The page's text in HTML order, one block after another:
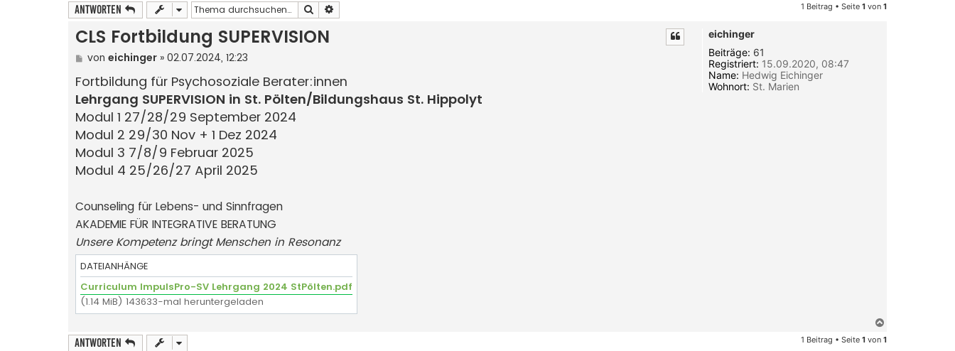
Antworten Suche 1 Beitrag • Seite 1 von 1
eichinger
Beiträge: 61
Registriert: 15.09.2020, 08:47
Name: Hedwig Eichinger
Wohnort: St. Marien
CLS Fortbildung SUPERVISION
B
i
t
r
a
g
von eichinger» 02.07.2024, 12:23
Fortbildung für Psychosoziale Berater:innen
Lehrgang SUPERVISION in St. Pölten/Bildungshaus St. Hippolyt
Modul 1 27/28/29 September 2024
Modul 2 29/30 Nov + 1 Dez 2024
Modul 3 7/8/9 Februar 2025
Modul 4 25/26/27 April 2025
Counseling für Lebens- und Sinnfragen
AKADEMIE FÜR INTEGRATIVE BERATUNG
Unsere Kompetenz bringt Menschen in Resonanz
DATEIANHÄNGE
Curriculum ImpulsPro-SV Lehrgang 2024 StPölten.pdf
(1.14 MiB) 143633-mal heruntergeladen
c
Antworten 1 Beitrag • Seite 1 von 1